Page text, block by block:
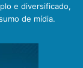
e diversificado,
de mídia.